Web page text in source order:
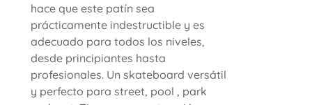
hace que este patín sea
prácticamente indestructible y es
adecuado para todos los niveles,
desde principiantes hasta
profesionales. Un skateboard versátil
y perfecto para street, pool , park